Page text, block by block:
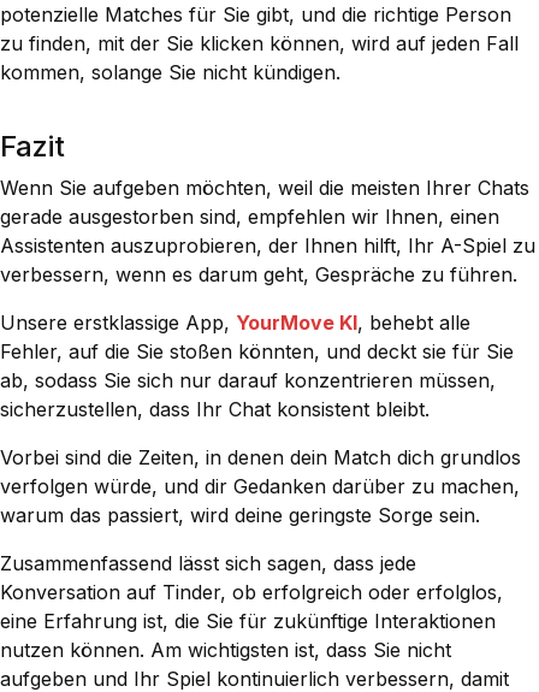
potenzielle Matches für Sie gibt, und die richtige Person
zu finden, mit der Sie klicken können, wird auf jeden Fall
kommen, solange Sie nicht kündigen.
Fazit
Wenn Sie aufgeben möchten, weil die meisten Ihrer Chats
gerade ausgestorben sind, empfehlen wir Ihnen, einen
Assistenten auszuprobieren, der Ihnen hilft, Ihr A-Spiel zu
verbessern, wenn es darum geht, Gespräche zu führen.
Unsere erstklassige App, YourMove KI, behebt alle
Fehler, auf die Sie stoßen könnten, und deckt sie für Sie
ab, sodass Sie sich nur darauf konzentrieren müssen,
sicherzustellen, dass Ihr Chat konsistent bleibt.
Vorbei sind die Zeiten, in denen dein Match dich grundlos
verfolgen würde, und dir Gedanken darüber zu machen,
warum das passiert, wird deine geringste Sorge sein.
Zusammenfassend lässt sich sagen, dass jede
Konversation auf Tinder, ob erfolgreich oder erfolglos,
eine Erfahrung ist, die Sie für zukünftige Interaktionen
nutzen können. Am wichtigsten ist, dass Sie nicht
aufgeben und Ihr Spiel kontinuierlich verbessern, damit